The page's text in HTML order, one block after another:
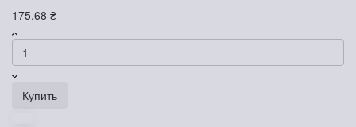
175.68 ₴
Купить